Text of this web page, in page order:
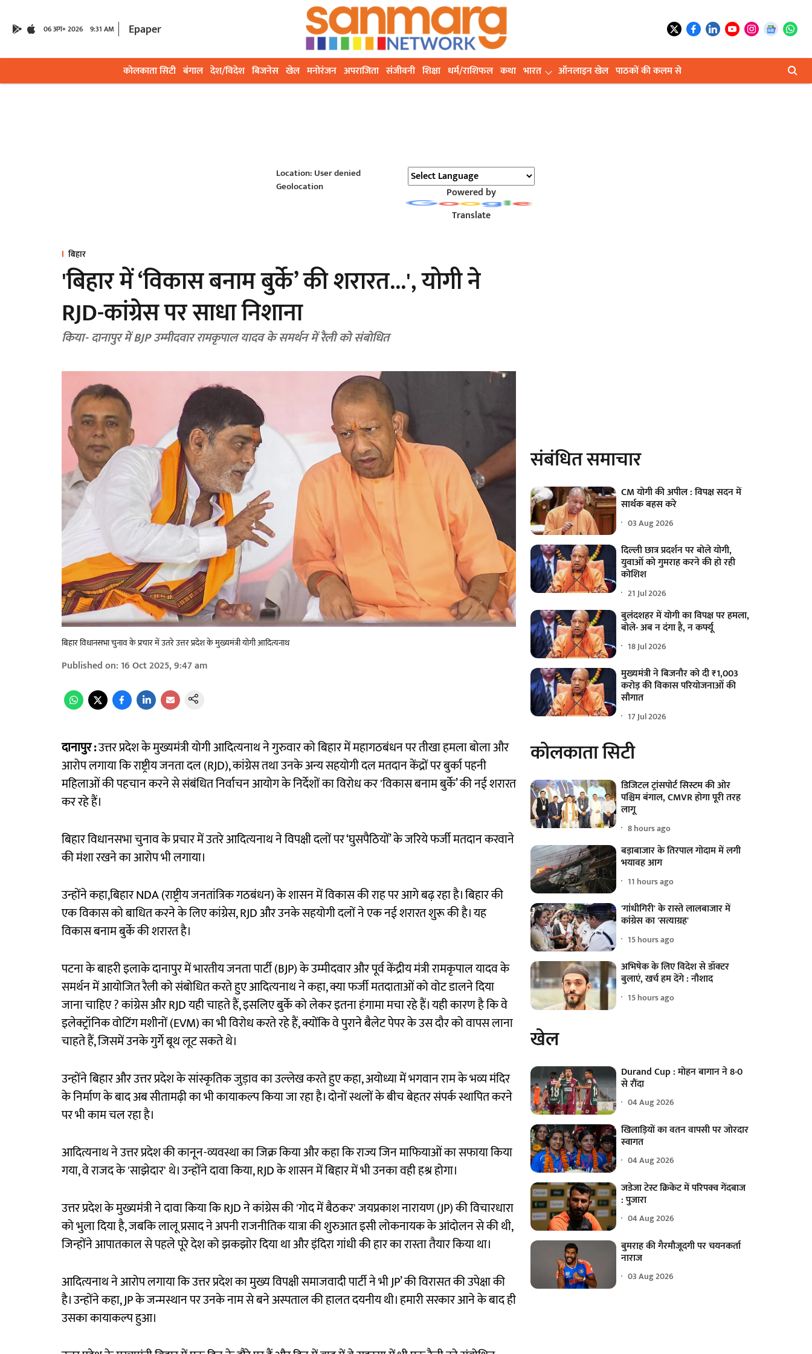
06 अग॰ 2026 9:31 AM Epaper
कोलकाता सिटी बंगाल देश/विदेश बिजनेस खेल मनोरंजन अपराजिता संजीवनी शिक्षा धर्म/राशिफल कथा भारत ऑनलाइन खेल पाठकों की कलम से
Location: User denied
Geolocation
Powered by
Translate
बिहार
'बिहार में ‘विकास बनाम बुर्के’ की शरारत...', योगी ने
RJD-कांग्रेस पर साधा निशाना
किया- दानापुर में BJP उम्मीदवार रामकृपाल यादव के समर्थन में रैली को संबोधित
बिहार विधानसभा चुनाव के प्रचार में उतरे उत्तर प्रदेश के मुख्यमंत्री योगी आदित्यनाथ
Published on: 16 Oct 2025, 9:47 am
दानापुर :उत्तर प्रदेश के मुख्यमंत्री योगी आदित्यनाथ ने गुरुवार को बिहार में महागठबंधन पर तीखा हमला बोला और
आरोप लगाया कि राष्ट्रीय जनता दल (RJD), कांग्रेस तथा उनके अन्य सहयोगी दल मतदान केंद्रों पर बुर्का पहनी
महिलाओं की पहचान करने से संबंधित निर्वाचन आयोग के निर्देशों का विरोध कर 'विकास बनाम बुर्के’ की नई शरारत
कर रहे हैं।
बिहार विधानसभा चुनाव के प्रचार में उतरे आदित्यनाथ ने विपक्षी दलों पर ‘घुसपैठियों’ के जरिये फर्जी मतदान करवाने
की मंशा रखने का आरोप भी लगाया।
उन्होंने कहा,बिहार NDA (राष्ट्रीय जनतांत्रिक गठबंधन) के शासन में विकास की राह पर आगे बढ़ रहा है। बिहार की
एक विकास को बाधित करने के लिए कांग्रेस, RJD और उनके सहयोगी दलों ने एक नई शरारत शुरू की है। यह
विकास बनाम बुर्के की शरारत है।
पटना के बाहरी इलाके दानापुर में भारतीय जनता पार्टी (BJP) के उम्मीदवार और पूर्व केंद्रीय मंत्री रामकृपाल यादव के
समर्थन में आयोजित रैली को संबोधित करते हुए आदित्यनाथ ने कहा, क्या फर्जी मतदाताओं को वोट डालने दिया
जाना चाहिए ? कांग्रेस और RJD यही चाहते हैं, इसलिए बुर्के को लेकर इतना हंगामा मचा रहे हैं। यही कारण है कि वे
इलेक्ट्रॉनिक वोटिंग मशीनों (EVM) का भी विरोध करते रहे हैं, क्योंकि वे पुराने बैलेट पेपर के उस दौर को वापस लाना
चाहते हैं, जिसमें उनके गुर्गे बूथ लूट सकते थे।
उन्होंने बिहार और उत्तर प्रदेश के सांस्कृतिक जुड़ाव का उल्लेख करते हुए कहा, अयोध्या में भगवान राम के भव्य मंदिर
के निर्माण के बाद अब सीतामढ़ी का भी कायाकल्प किया जा रहा है। दोनों स्थलों के बीच बेहतर संपर्क स्थापित करने
पर भी काम चल रहा है।
आदित्यनाथ ने उत्तर प्रदेश की कानून-व्यवस्था का जिक्र किया और कहा कि राज्य जिन माफियाओं का सफाया किया
गया, वे राजद के 'साझेदार' थे। उन्होंने दावा किया, RJD के शासन में बिहार में भी उनका वही हश्र होगा।
उत्तर प्रदेश के मुख्यमंत्री ने दावा किया कि RJD ने कांग्रेस की 'गोद में बैठकर' जयप्रकाश नारायण (JP) की विचारधारा
को भुला दिया है, जबकि लालू प्रसाद ने अपनी राजनीतिक यात्रा की शुरुआत इसी लोकनायक के आंदोलन से की थी,
जिन्होंने आपातकाल से पहले पूरे देश को झकझोर दिया था और इंदिरा गांधी की हार का रास्ता तैयार किया था।
आदित्यनाथ ने आरोप लगाया कि उत्तर प्रदेश का मुख्य विपक्षी समाजवादी पार्टी ने भी JP’ की विरासत की उपेक्षा की
है। उन्होंने कहा, JP के जन्मस्थान पर उनके नाम से बने अस्पताल की हालत दयनीय थी। हमारी सरकार आने के बाद ही
उसका कायाकल्प हुआ।
संबंधित समाचार
CM योगी की अपील : विपक्ष सदन में
सार्थक बहस करे
03 Aug 2026
दिल्ली छात्र प्रदर्शन पर बोले योगी,
युवाओं को गुमराह करने की हो रही
कोशिश
21 Jul 2026
बुलंदशहर में योगी का विपक्ष पर हमला,
बोले- अब न दंगा है, न कर्फ्यू
18 Jul 2026
मुख्यमंत्री ने बिजनौर को दी ₹1,003
करोड़ की विकास परियोजनाओं की
सौगात
17 Jul 2026
कोलकाता सिटी
डिजिटल ट्रांसपोर्ट सिस्टम की ओर
पश्चिम बंगाल, CMVR होगा पूरी तरह
लागू
8 hours ago
बड़ाबाजार के तिरपाल गोदाम में लगी
भयावह आग
11 hours ago
'गांधीगिरी' के रास्ते लालबाजार में
कांग्रेस का 'सत्याग्रह'
15 hours ago
अभिषेक के लिए विदेश से डॉक्टर
बुलाएं, खर्च हम देंगे : नौशाद
15 hours ago
खेल
Durand Cup : मोहन बागान ने 8-0
से रौंदा
04 Aug 2026
खिलाड़ियों का वतन वापसी पर जोरदार
स्वागत
04 Aug 2026
जडेजा टेस्ट क्रिकेट में परिपक्व गेंदबाज
: पुजारा
04 Aug 2026
बुमराह की गैरमौजूदगी पर चयनकर्ता
नाराज
03 Aug 2026